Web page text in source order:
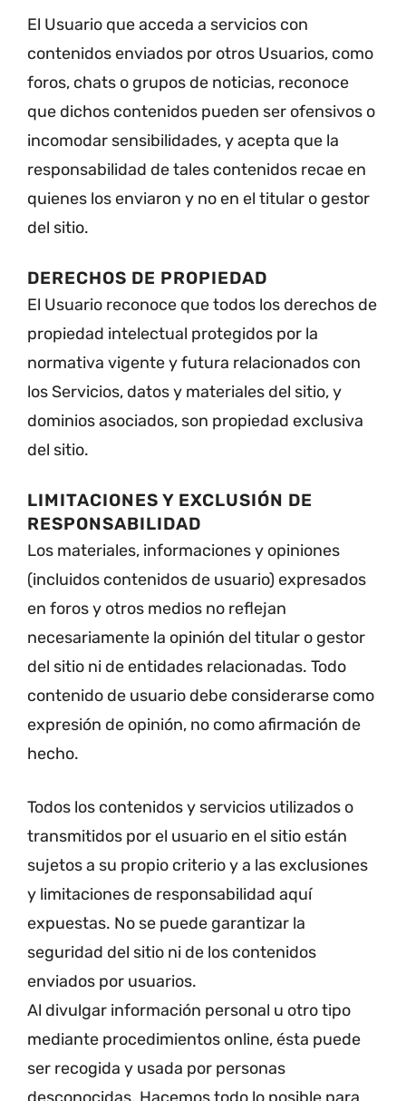
El Usuario que acceda a servicios con
contenidos enviados por otros Usuarios, como
foros, chats o grupos de noticias, reconoce
que dichos contenidos pueden ser ofensivos o
incomodar sensibilidades, y acepta que la
responsabilidad de tales contenidos recae en
quienes los enviaron y no en el titular o gestor
del sitio.
DERECHOS DE PROPIEDAD
El Usuario reconoce que todos los derechos de
propiedad intelectual protegidos por la
normativa vigente y futura relacionados con
los Servicios, datos y materiales del sitio, y
dominios asociados, son propiedad exclusiva
del sitio.
LIMITACIONES Y EXCLUSIÓN DE
RESPONSABILIDAD
Los materiales, informaciones y opiniones
(incluidos contenidos de usuario) expresados
en foros y otros medios no reflejan
necesariamente la opinión del titular o gestor
del sitio ni de entidades relacionadas. Todo
contenido de usuario debe considerarse como
expresión de opinión, no como afirmación de
hecho.
Todos los contenidos y servicios utilizados o
transmitidos por el usuario en el sitio están
sujetos a su propio criterio y a las exclusiones
y limitaciones de responsabilidad aquí
expuestas. No se puede garantizar la
seguridad del sitio ni de los contenidos
enviados por usuarios.
Al divulgar información personal u otro tipo
mediante procedimientos online, ésta puede
ser recogida y usada por personas